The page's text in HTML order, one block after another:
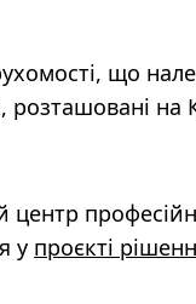
що
на
у проєкті